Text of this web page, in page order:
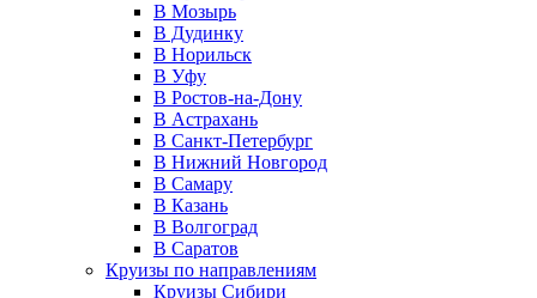
В Мозырь
В Дудинку
В Норильск
В Уфу
В Ростов-на-Дону
В Астрахань
В Санкт-Петербург
В Нижний Новгород
В Самару
В Казань
В Волгоград
В Саратов
Круизы по направлениям
Круизы Сибири